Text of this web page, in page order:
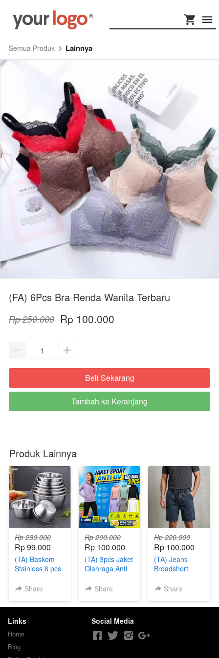
Semua Produk Lainnya
(FA) 6Pcs Bra Renda Wanita Terbaru
Rp 250.000 Rp 100.000
`Beli Sekarang
`
Tambah ke Keranjang
Produk Lainnya
Rp 230.000
Rp 99.000
(TA) Baskom
Stainless 6 pcs
Share
Rp 200.000
Rp 100.000
(TA) 3pcs Jaket
Olahraga Anti
Share
Rp 220.000
Rp 100.000
(TA) Jeans
Broadshort
Share
Links
Home
Blog
Social Media